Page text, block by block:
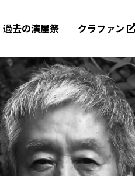
過去の演屋祭 クラファン